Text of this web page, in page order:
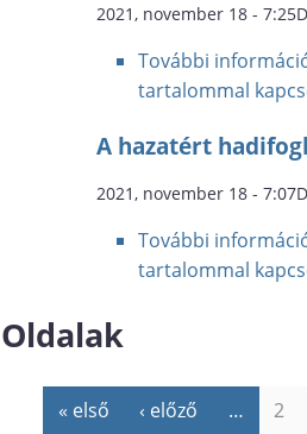
2021, november 18 -
További
tartalommal
A hazatért
2021, november 18 -
További
tartalommal
Oldalak
« első ‹ előző … 2